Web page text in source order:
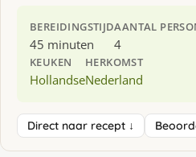
BEREIDINGSTIJD
45 minuten
AANTAL
4
KEUKEN
Hollandse
HERKOMST
Nederland
Direct naar recept ↓